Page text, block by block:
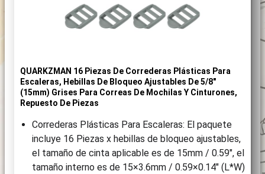
QUARKZMAN 16 Piezas De Correderas Plásticas Para
Escaleras, Hebillas De Bloqueo Ajustables De 5/8″
(15mm) Grises Para Correas De Mochilas Y Cinturones,
Repuesto De Piezas
Correderas Plásticas Para Escaleras: El paquete
incluye 16 Piezas x hebillas de bloqueo ajustables,
el tamaño de cinta aplicable es de 15mm / 0.59″, el
tamaño interno es de 15×3.6mm / 0.59×0.14″ (L*W)